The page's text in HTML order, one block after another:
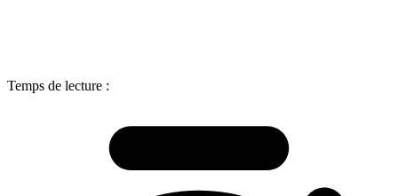
Temps de lecture :